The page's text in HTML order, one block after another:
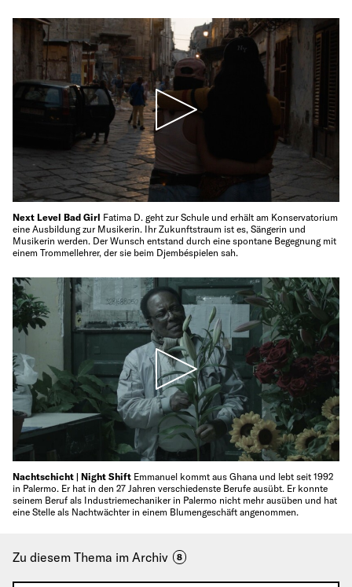
Next Level Bad Girl Fatima D. geht zur Schule und erhält am Konservatorium
eine Ausbildung zur Musikerin. Ihr Zukunftstraum ist es, Sängerin und
Musikerin werden. Der Wunsch entstand durch eine spontane Begegnung mit
einem Trommellehrer, der sie beim Djembéspielen sah.
Nachtschicht | Night Shift Emmanuel kommt aus Ghana und lebt seit 1992
in Palermo. Er hat in den 27 Jahren verschiedenste Berufe ausübt. Er konnte
seinem Beruf als Industriemechaniker in Palermo nicht mehr ausüben und hat
eine Stelle als Nachtwächter in einem Blumengeschäft angenommen.
Zu diesem Thema im Archiv 8